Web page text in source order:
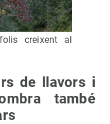
creixent al
de llavors i
també